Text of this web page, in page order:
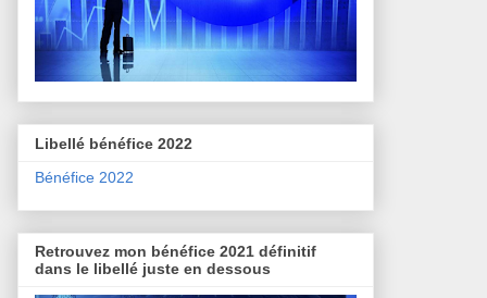
Libellé bénéfice 2022
Bénéfice 2022
Retrouvez mon bénéfice 2021 définitif
dans le libellé juste en dessous